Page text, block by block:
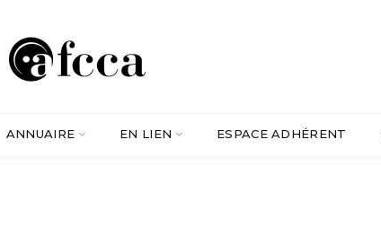
ANNUAIRE EN LIEN ESPACE ADHÉRENT